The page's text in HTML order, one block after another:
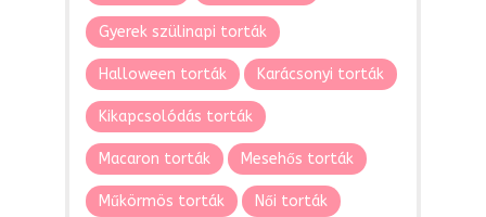
Gyerek szülinapi torták
Halloween torták Karácsonyi torták
Kikapcsolódás torták
Macaron torták Mesehős torták
Műkörmös torták Női torták